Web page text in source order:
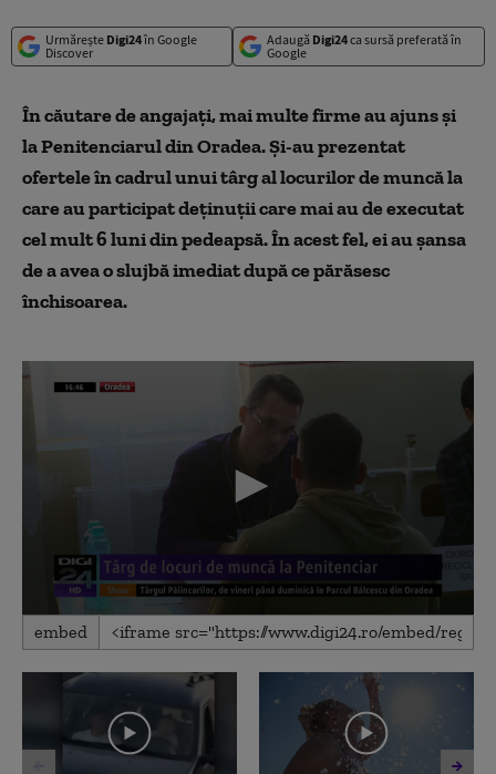
Urmărește Digi24în Google
Discover
Adaugă Digi24ca sursă preferată în
Google
În căutare de angajaţi, mai multe firme au ajuns şi
la Penitenciarul din Oradea. Şi-au prezentat
ofertele în cadrul unui târg al locurilor de muncă la
care au participat deţinuţii care mai au de executat
cel mult 6 luni din pedeapsă. În acest fel, ei au şansa
de a avea o slujbă imediat după ce părăsesc
închisoarea.
0
seconds
1
seconds
embed